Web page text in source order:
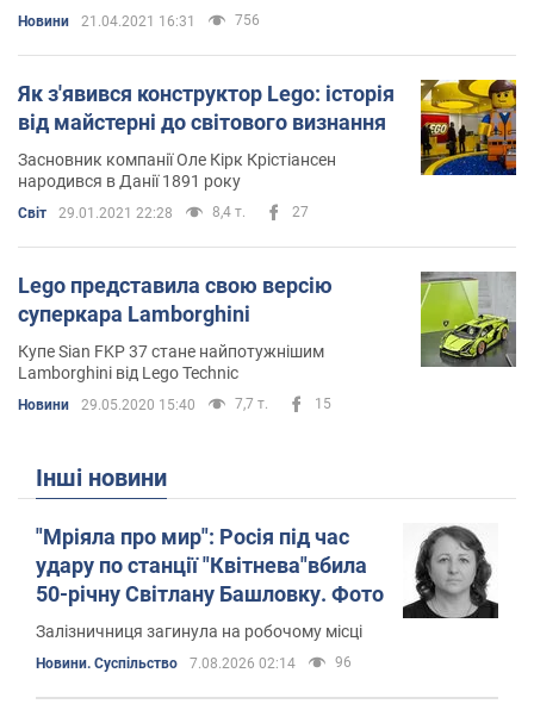
Новини 21.04.2021 16:31 756
Як з'явився конструктор Lego: історія
від майстерні до світового визнання
Засновник компанії Оле Кірк Крістіансен
народився в Данії 1891 року
Світ 29.01.2021 22:28 8,4 т. 27
Lego представила свою версію
суперкара Lamborghini
Купе Sian FKP 37 стане найпотужнішим
Lamborghini від Lego Technic
Новини 29.05.2020 15:40 7,7 т. 15
Інші новини
"Мріяла про мир": Росія під час
удару по станції "Квітнева"вбила
50-річну Світлану Башловку. Фото
Залізничниця загинула на робочому місці
Новини. Суспільство 7.08.2026 02:14 96